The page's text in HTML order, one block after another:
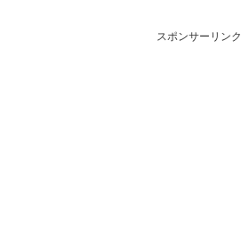
スポンサーリンク